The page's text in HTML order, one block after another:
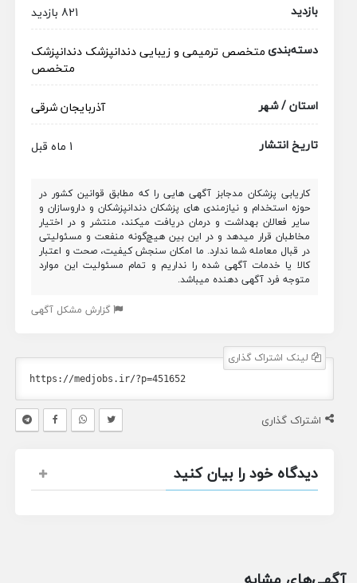
بازدید
821 بازدید
دسته‌بندیمتخصص ترمیمی و زیباییدندانپزشک دندانپزشک
متخصص
استان / شهر
آذربایجان شرقی
تاریخ انتشار
1 ماه قبل
کاریابی پزشکان مدجابز آگهی هایی را که مطابق قوانین کشور در
حوزه استخدام و نیازمندی های پزشکان دندانپزشکان و داروسازان و
سایر فعالان بهداشت و درمان دریافت میکند، منتشر و در اختیار
مخاطبان قرار میدهد و در این بین هیچ‌گونه منفعت و مسئولیتی
در قبال معامله شما ندارد. ما امکان سنجش کیفیت، صحت و اعتبار
کالا یا خدمات آگهی شده را نداریم و تمام مسئولیت این موارد
متوجه فرد آگهی دهنده میباشد.
گزارش مشکل آگهی
لینک اشتراک گذاری
اشتراک گذاری
دیدگاه خود را بیان کنید